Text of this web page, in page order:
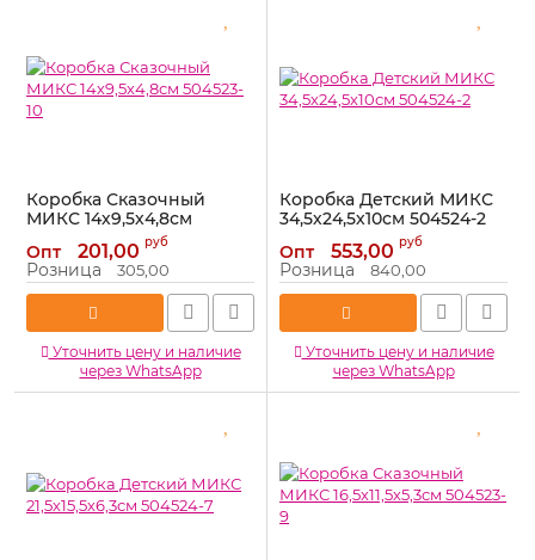
Коробка Сказочный
МИКС 14х9,5х4,8см
Артикул: 504523-10
Опт 201,00 руб
Розница 305,00
Уточнить цену и наличие
через WhatsApp
Коробка Детский МИКС
34,5х24,5х10см 504524-2
Артикул: 504524-2
Опт 553,00 руб
Розница 840,00
Уточнить цену и наличие
через WhatsApp